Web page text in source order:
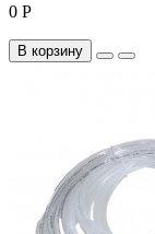
0 Р
В корзину